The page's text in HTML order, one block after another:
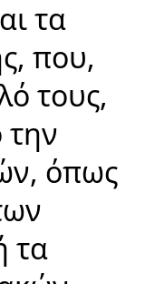
τα
που,
τους,
την
όπως
τα